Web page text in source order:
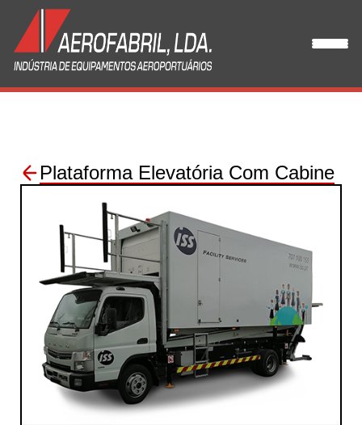
Sobre Nós
Equipamentos
Clientes
Plataforma Elevatória Com Cabine